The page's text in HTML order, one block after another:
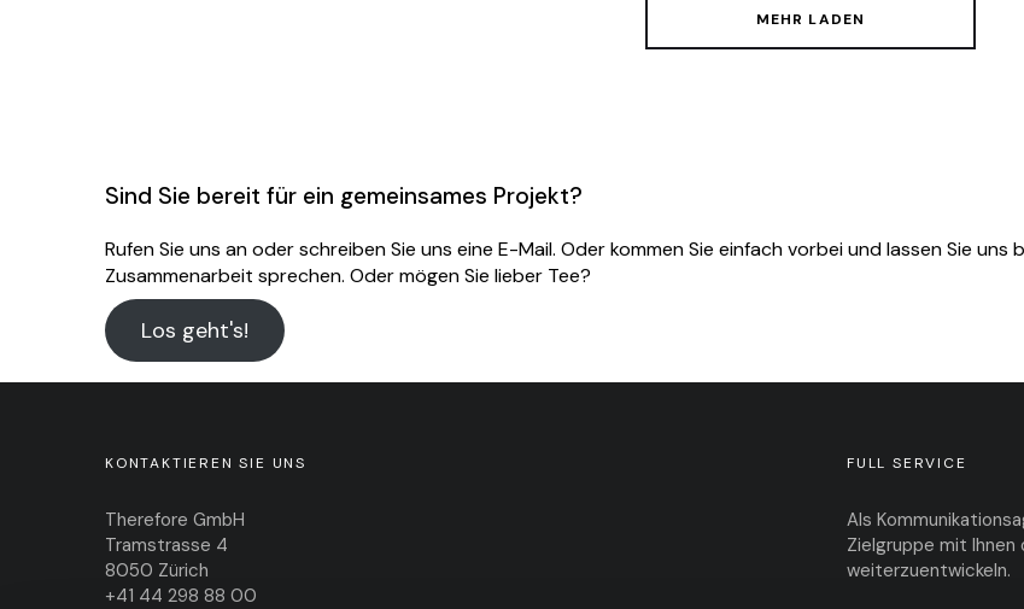
MEHR LADEN
Sind Sie bereit für ein gemeinsames Projekt?
Rufen Sie uns anoder schreiben Sie uns eine E-Mail. Oder kommen Sie einfach vorbei und lassen Sie uns
Zusammenarbeit sprechen. Oder mögen Sie lieber Tee?
Los geht's!
KONTAKTIEREN SIE UNS
Therefore GmbH
Tramstrasse 4
8050 Zürich
+41 44 298 88 00
FULL SERVICE
Als
Zielgruppe mit Ihnen
weiterzuentwickeln.